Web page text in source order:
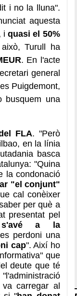
i no la lluna".
aquesta
iquasi el 50%
Turull ha
. En l'acte
general
Puigdemont,
busquem una
FLA. "Però
en la línia
basca
"Quina
la condonació
"el conjunt"
cal conèixer
per què a
presentat pel
s'avé a la
perdoni una
cap". Així ho
que
deute que té
carregar al